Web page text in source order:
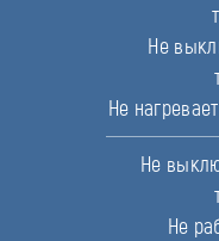
Не
Не
Не
Не